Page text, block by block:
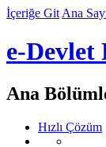
İçeriğe Git Ana
e-Devlet
Ana
Hızlı Çözüm